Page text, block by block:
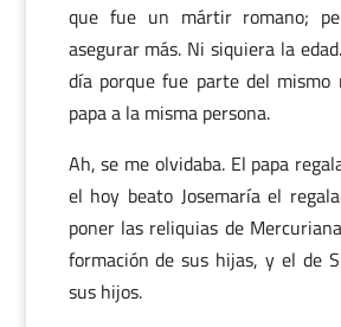
que fue un mártir romano;
asegurar más. Ni siquiera la
día porque fue parte del mismo
papa a la misma persona.
Ah, se me olvidaba. El papa
el hoy beato Josemaría el
poner las reliquias de
formación de sus hijas, y el de
sus hijos.